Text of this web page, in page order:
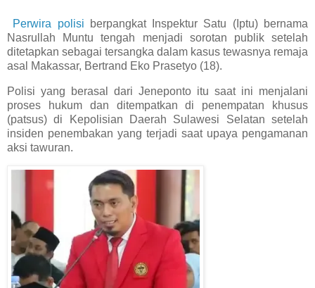
Perwira polisi
berpangkat Inspektur Satu (Iptu) bernama
Nasrullah Muntu tengah menjadi sorotan publik setelah
ditetapkan sebagai tersangka dalam kasus tewasnya remaja
asal Makassar, Bertrand Eko Prasetyo (18).
Polisi yang berasal dari Jeneponto itu saat ini menjalani
proses hukum dan ditempatkan di penempatan khusus
(patsus) di Kepolisian Daerah Sulawesi Selatan setelah
insiden penembakan yang terjadi saat upaya pengamanan
aksi tawuran.